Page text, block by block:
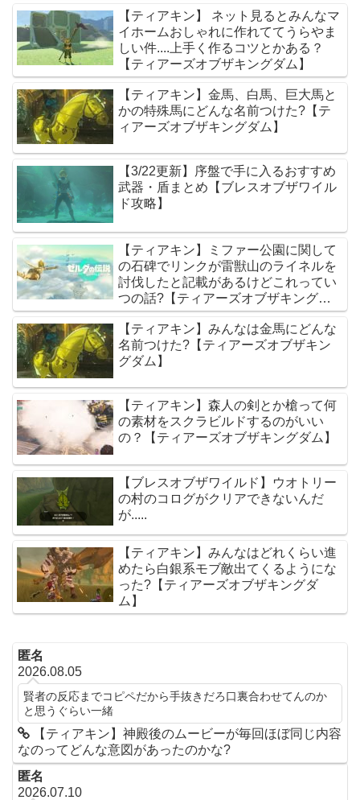
【ティアキン】 ネット見るとみんなマ
イホームおしゃれに作れててうらやま
しい件....上手く作るコツとかある？
【ティアーズオブザキングダム】
【ティアキン】金馬、白馬、巨大馬と
かの特殊馬にどんな名前つけた?【テ
ィアーズオブザキングダム】
【3/22更新】序盤で手に入るおすすめ
武器・盾まとめ【ブレスオブザワイル
ド攻略】
【ティアキン】ミファー公園に関して
の石碑でリンクが雷獣山のライネルを
討伐したと記載があるけどこれってい
つの話?【ティアーズオブザキングダ
ム】
【ティアキン】みんなは金馬にどんな
名前つけた?【ティアーズオブザキン
グダム】
【ティアキン】森人の剣とか槍って何
の素材をスクラビルドするのがいい
の？【ティアーズオブザキングダム】
【ブレスオブザワイルド】ウオトリー
の村のコログがクリアできないんだ
が.....
【ティアキン】みんなはどれくらい進
めたら白銀系モブ敵出てくるようにな
った?【ティアーズオブザキングダ
ム】
匿名
2026.08.05
賢者の反応までコピペだから手抜きだろ口裏合わせてんのか
と思うぐらい一緒
【ティアキン】神殿後のムービーが毎回ほぼ同じ内容
なのってどんな意図があったのかな?
匿名
2026.07.10